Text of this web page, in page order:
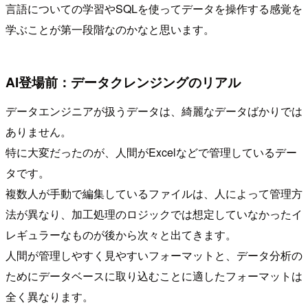
言語についての学習やSQLを使ってデータを操作する感覚を
学ぶことが第一段階なのかなと思います。
AI登場前：データクレンジングのリアル
データエンジニアが扱うデータは、綺麗なデータばかりでは
ありません。
特に大変だったのが、人間がExcelなどで管理しているデー
タです。
複数人が手動で編集しているファイルは、人によって管理方
法が異なり、加工処理のロジックでは想定していなかったイ
レギュラーなものが後から次々と出てきます。
人間が管理しやすく見やすいフォーマットと、データ分析の
ためにデータベースに取り込むことに適したフォーマットは
全く異なります。